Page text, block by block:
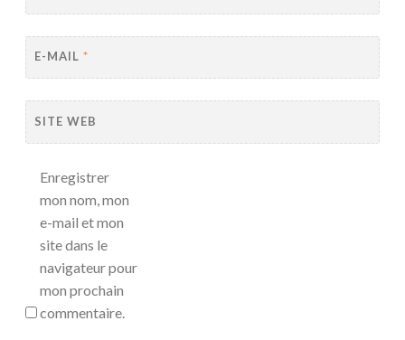
E-MAIL *
SITE WEB
Enregistrer
mon nom, mon
e-mail et mon
site dans le
navigateur pour
mon prochain
commentaire.